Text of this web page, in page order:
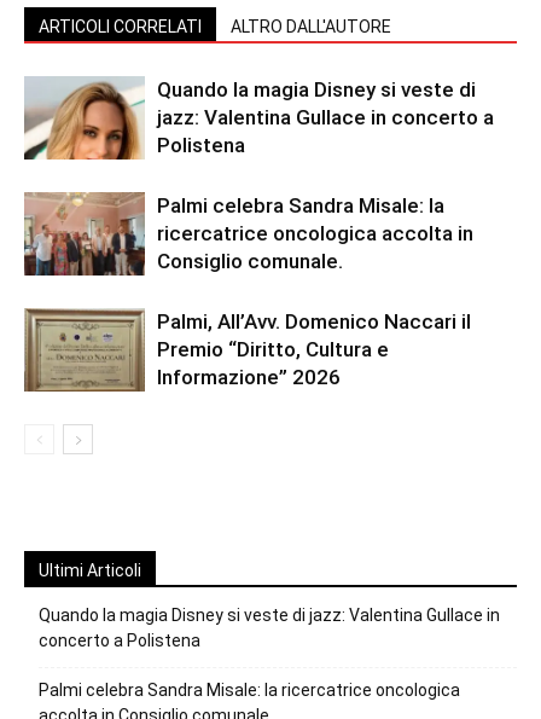
ARTICOLI CORRELATI ALTRO DALL'AUTORE
Quando la magia Disney si veste di
jazz: Valentina Gullace in concerto a
Polistena
Palmi celebra Sandra Misale: la
ricercatrice oncologica accolta in
Consiglio comunale.
Palmi, All’Avv. Domenico Naccari il
Premio “Diritto, Cultura e
Informazione” 2026
Ultimi Articoli
Quando la magia Disney si veste di jazz: Valentina Gullace in
concerto a Polistena
Palmi celebra Sandra Misale: la ricercatrice oncologica